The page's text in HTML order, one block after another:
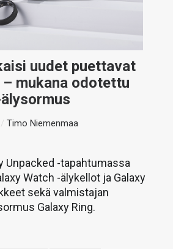
uudet puettavat
mukana odotettu
/Timo Niemenmaa
Unpacked -tapahtumassa
Watch -älykellot ja Galaxy
sekä valmistajan
Galaxy Ring.